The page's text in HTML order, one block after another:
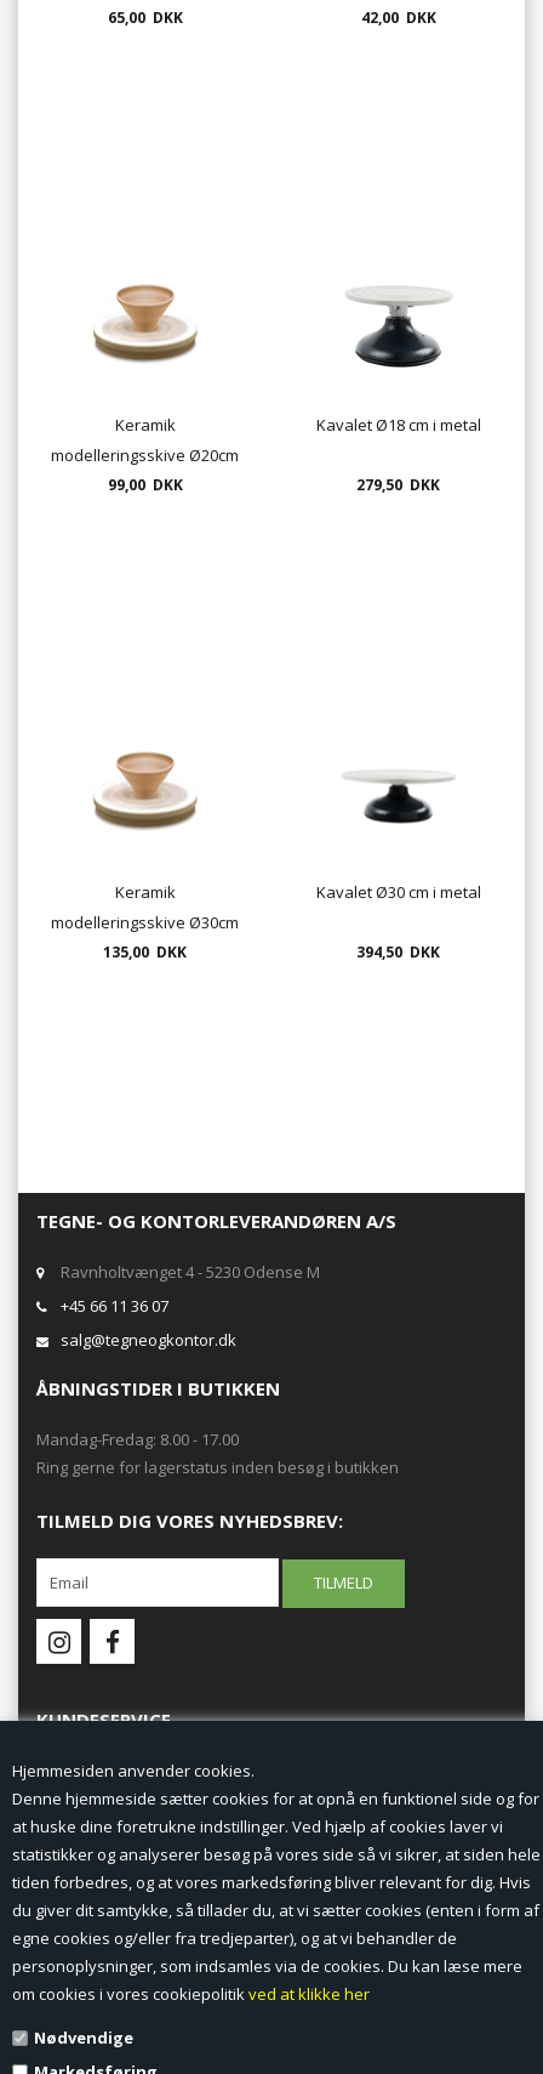
Hjemmesiden anvender cookies.
Denne hjemmeside sætter cookies for at opnå en funktionel side og for
at huske dine foretrukne indstillinger. Ved hjælp af cookies laver vi
statistikker og analyserer besøg på vores side så vi sikrer, at siden hele
tiden forbedres, og at vores markedsføring bliver relevant for dig. Hvis
du giver dit samtykke, så tillader du, at vi sætter cookies (enten i form af
egne cookies og/eller fra tredjeparter), og at vi behandler de
personoplysninger, som indsamles via de cookies. Du kan læse mere
om cookies i vores cookiepolitikved at klikke her
Nødvendige
65,00 DKK
Terracotta
42,00 DKK
Keramik
modelleringsskive Ø20cm
- drejeplade i MDF
99,00 DKK
Kavalet Ø18 cm i metal
279,50 DKK
Keramik
modelleringsskive Ø30cm
- drejeplade i MDF
135,00 DKK
Kavalet Ø30 cm i metal
394,50 DKK
TEGNE- OG KONTORLEVERANDØREN A/S
Ravnholtvænget 4 - 5230 Odense M
+45 66 11 36 07
salg@tegneogkontor.dk
ÅBNINGSTIDER I BUTIKKEN
Mandag-Fredag: 8.00 - 17.00
Ring gerne for lagerstatus inden besøg i butikken
TILMELD DIG VORES NYHEDSBREV:
KUNDESERVICE
Forside
Min Konto
Nyheder
Vilkår og betingelser
Profil
Erhverv log ind (B2B)